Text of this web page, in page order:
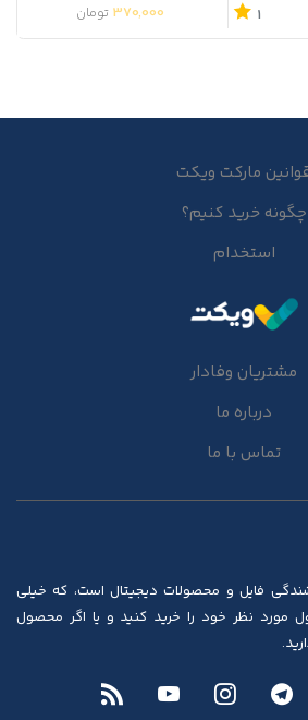
1 قیمت اصلی 500,000 تومان بود.
370,000 تومان
مارکت ویکت
چگونه خرید کنیم؟
استخدام
مشتریان وفادار
درباره ما
تماس با ما
فایل و محصولات دیجیتال است، که خیلی
مورد نظر خود را خرید کنید و یا اگر محصول